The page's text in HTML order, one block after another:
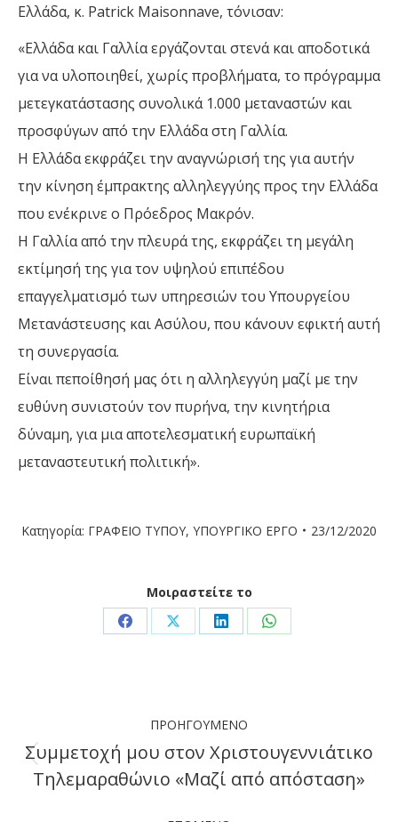
Ελλάδα, κ. Patrick Maisonnave, τόνισαν:
«Ελλάδα και Γαλλία εργάζονται στενά και αποδοτικά
για να υλοποιηθεί, χωρίς προβλήματα, το πρόγραμμα
μετεγκατάστασης συνολικά 1.000 μεταναστών και
προσφύγων από την Ελλάδα στη Γαλλία.
Η Ελλάδα εκφράζει την αναγνώρισή της για αυτήν
την κίνηση έμπρακτης αλληλεγγύης προς την Ελλάδα
που ενέκρινε ο Πρόεδρος Μακρόν.
Η Γαλλία από την πλευρά της, εκφράζει τη μεγάλη
εκτίμησή της για τον υψηλού επιπέδου
επαγγελματισμό των υπηρεσιών του Υπουργείου
Μετανάστευσης και Ασύλου, που κάνουν εφικτή αυτή
τη συνεργασία.
Είναι πεποίθησή μας ότι η αλληλεγγύη μαζί με την
ευθύνη συνιστούν τον πυρήνα, την κινητήρια
δύναμη, για μια αποτελεσματική ευρωπαϊκή
μεταναστευτική πολιτική».
Κατηγορία: ΓΡΑΦΕΙΟ ΤΥΠΟΥ, ΥΠΟΥΡΓΙΚΟ ΕΡΓΟ 23/12/2020
Μοιραστείτε το
Share Share Share Share
navigation
ΠΡΟΗΓΟΎΜΕΝΟ
Previous
post:
Συμμετοχή μου στον Χριστουγεννιάτικο
Τηλεμαραθώνιο «Μαζί από απόσταση»